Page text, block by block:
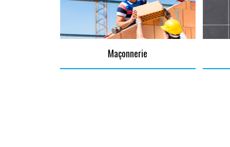
Maçonnerie